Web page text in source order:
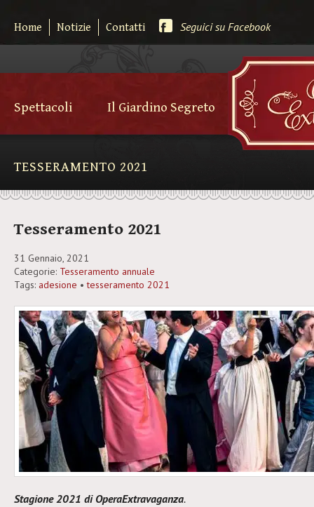
Home Notizie Contatti Seguici su Facebook
Spettacoli Il Giardino Segreto
TESSERAMENTO 2021
Tesseramento 2021
31 Gennaio, 2021
Categorie: Tesseramento annuale
Tags: adesione •tesseramento 2021
Stagione 2021 di OperaExtravaganza.